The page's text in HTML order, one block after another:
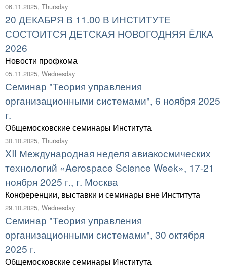
06.11.2025, Thursday
20 ДЕКАБРЯ В 11.00 В ИНСТИТУТЕ
СОСТОИТСЯ ДЕТСКАЯ НОВОГОДНЯЯ ЁЛКА
2026
Новости профкома
05.11.2025, Wednesday
Семинар "Теория управления
организационными системами", 6 ноября 2025
г.
Общемосковские семинары Института
30.10.2025, Thursday
XII Международная неделя авиакосмических
технологий «Aerospace Science Week», 17-21
ноября 2025 г., г. Москва
Конференции, выставки и семинары вне Института
29.10.2025, Wednesday
Семинар "Теория управления
организационными системами", 30 октября
2025 г.
Общемосковские семинары Института